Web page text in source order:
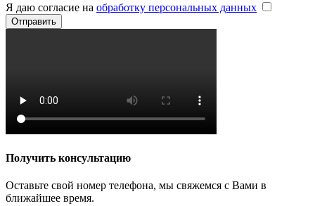
Я даю согласие на обработку персональных данных
Получить консультацию
Оставьте свой номер телефона, мы свяжемся с Вами в
ближайшее время.